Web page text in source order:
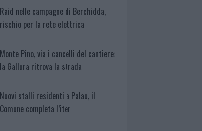
Raid nelle campagne di Berchidda,
rischio per la rete elettrica
Monte Pino, via i cancelli del cantiere:
la Gallura ritrova la strada
Nuovi stalli residenti a Palau, il
Comune completa l’iter